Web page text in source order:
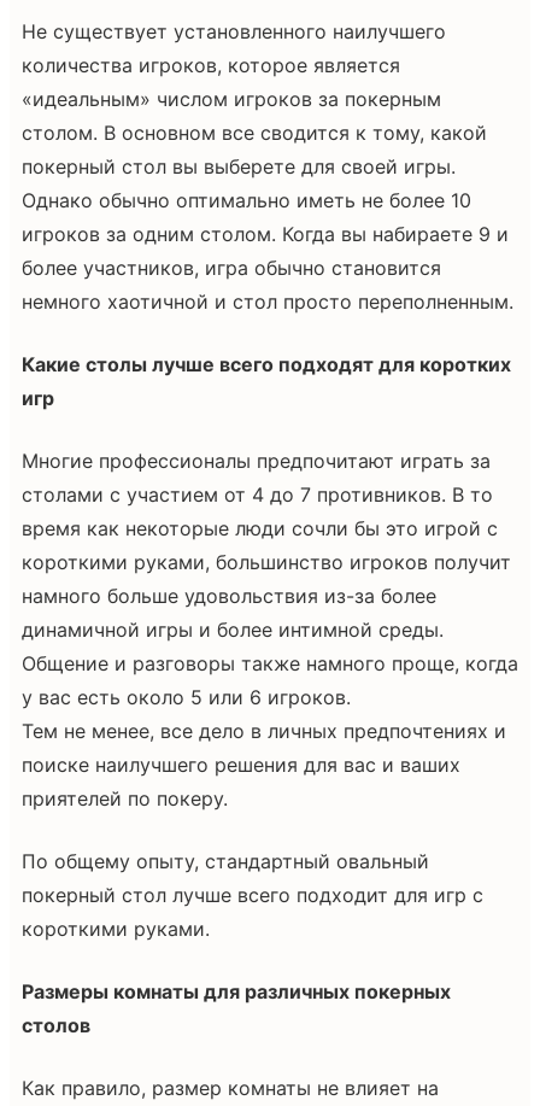
Не существует установленного наилучшего
количества игроков, которое является
«идеальным» числом игроков за покерным
столом. В основном все сводится к тому, какой
покерный стол вы выберете для своей игры.
Однако обычно оптимально иметь не более 10
игроков за одним столом. Когда вы набираете 9 и
более участников, игра обычно становится
немного хаотичной и стол просто переполненным.
Какие столы лучше всего подходят для коротких
игр
Многие профессионалы предпочитают играть за
столами с участием от 4 до 7 противников. В то
время как некоторые люди сочли бы это игрой с
короткими руками, большинство игроков получит
намного больше удовольствия из-за более
динамичной игры и более интимной среды.
Общение и разговоры также намного проще, когда
у вас есть около 5 или 6 игроков.
Тем не менее, все дело в личных предпочтениях и
поиске наилучшего решения для вас и ваших
приятелей по покеру.
По общему опыту, стандартный овальный
покерный стол лучше всего подходит для игр с
короткими руками.
Размеры комнаты для различных покерных
столов
Как правило, размер комнаты не влияет на